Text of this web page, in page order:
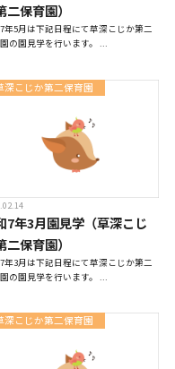
二保育園）
年5月は下記日程にて草深こじか第二
の園見学を行います。 ...
深こじか第二保育園
7年3月園見学（草深こじ
二保育園）
年3月は下記日程にて草深こじか第二
の園見学を行います。 ...
深こじか第二保育園